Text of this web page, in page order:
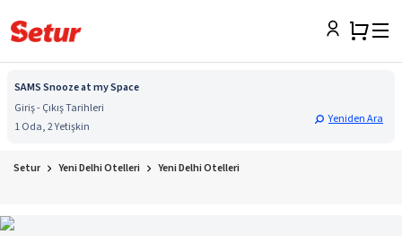
SAMS Snooze at my Space
Giriş - Çıkış Tarihleri
1 Oda, 2 Yetişkin
Yeniden Ara
Setur Yeni Delhi Otelleri Yeni Delhi Otelleri